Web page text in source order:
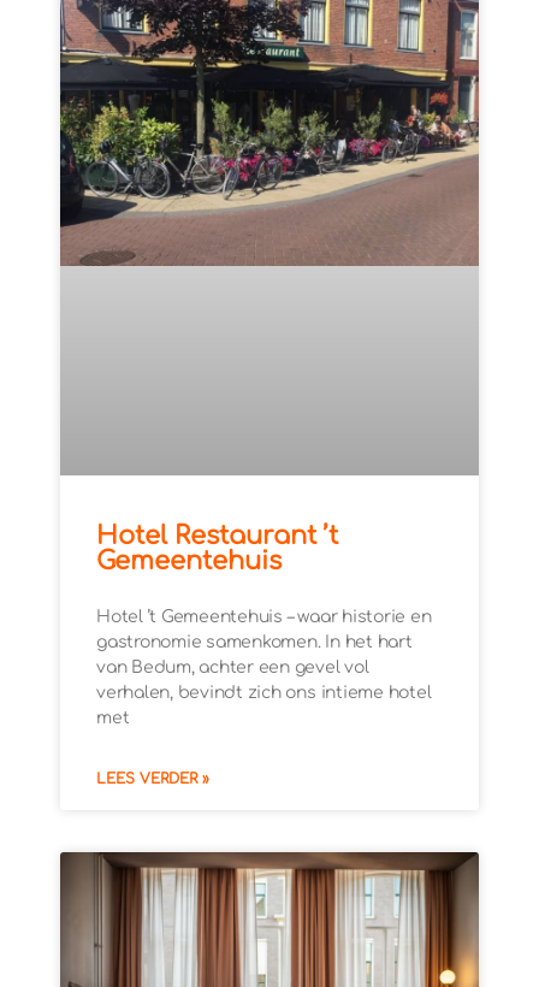
Hotel Restaurant ’t
Gemeentehuis
Hotel ’t Gemeentehuis – waar historie en
gastronomie samenkomen. In het hart
van Bedum, achter een gevel vol
verhalen, bevindt zich ons intieme hotel
met
LEES VERDER »